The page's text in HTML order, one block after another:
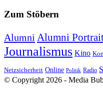
Zum Stöbern
Alumni Alumni
Journalismus Kino
Netzsicherheit Online Politik Radio
© Copyright 2026 - Media